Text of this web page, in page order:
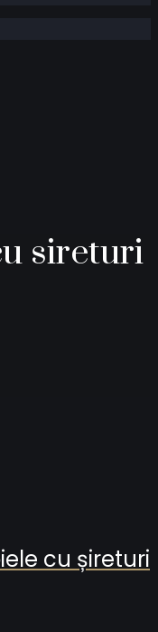
sireturi
cu șireturi